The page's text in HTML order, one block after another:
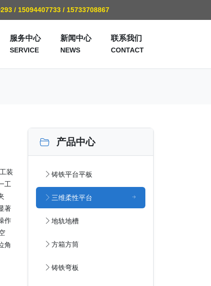
/ 15094407733 / 15733708867
服务中心
SERVICE
新闻中心
NEWS
联系我们
CONTACT
装
工
著
作
角
产品中心
铸铁平台平板
三维柔性平台
地轨地槽
方箱方筒
铸铁弯板